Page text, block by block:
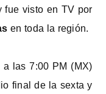
fue visto en TV por
en toda la región.
las 7:00 PM (MX)
final de la sexta y